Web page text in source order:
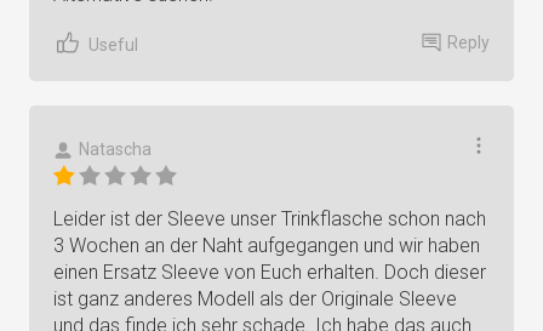
Useful Reply
Natascha
Leider ist der Sleeve unser Trinkflasche schon nach
3 Wochen an der Naht aufgegangen und wir haben
einen Ersatz Sleeve von Euch erhalten. Doch dieser
ist ganz anderes Modell als der Originale Sleeve
und das finde ich sehr schade. Ich habe das auch